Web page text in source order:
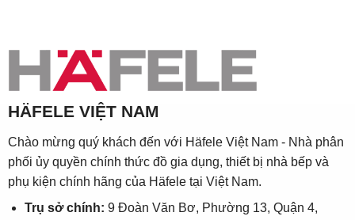
HÄFELE VIỆT NAM
Chào mừng quý khách đến với Häfele Việt Nam - Nhà phân
phối ủy quyền chính thức đồ gia dụng, thiết bị nhà bếp và
phụ kiện chính hãng của Häfele tại Việt Nam.
Trụ sở chính: 9 Đoàn Văn Bơ, Phường 13, Quận 4,